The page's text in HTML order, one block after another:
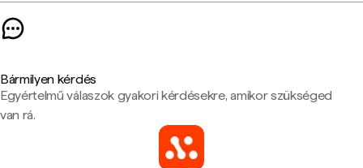
Bármilyen kérdés
Egyértelmű válaszok gyakori kérdésekre, amikor szükséged
van rá.